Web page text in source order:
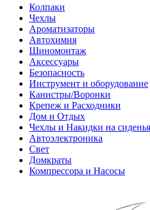
Колпаки
Чехлы
Ароматизаторы
Автохимия
Шиномонтаж
Аксессуары
Безопасность
Инструмент и оборудование
Канистры/Воронки
Крепеж и Расходники
Дом и Отдых
Чехлы и Накидки на сиденья
Автоэлектроника
Свет
Домкраты
Компрессора и Насосы